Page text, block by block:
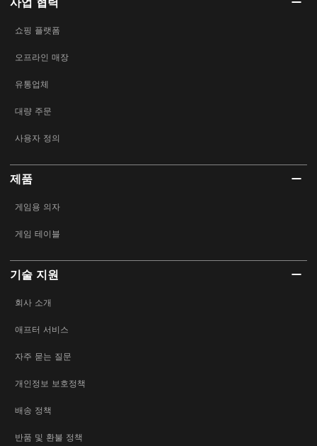
사업 협력
쇼핑 플랫폼
오프라인 매장
유통업체
대량 주문
사용자 정의
제품
게임용 의자
게임 테이블
기술 지원
회사 소개
애프터 서비스
자주 묻는 질문
개인정보 보호정책
배송 정책
반품 및 환불 정책